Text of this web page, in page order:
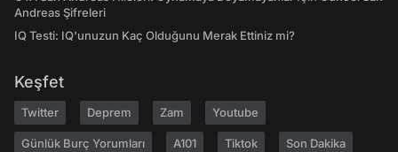
Andreas Şifreleri
IQ Testi: IQ'unuzun Kaç Olduğunu Merak Ettiniz mi?
Keşfet
Twitter Deprem Zam Youtube
Günlük Burç Yorumları A101 Tiktok Son Dakika